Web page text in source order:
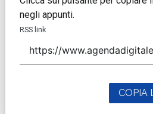
negli appunti.
RSS link
COPIA